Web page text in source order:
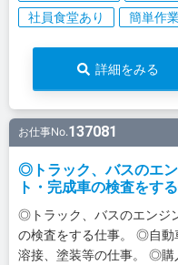
社員食堂あり
簡単作
詳細をみる
お仕事No.137081
◎トラック、バスのエ
ト・完成車の検査をする
◎トラック、バスのエンジ
の検査をする仕事。 ◎自動
溶接、塗装等の仕事。 ◎購